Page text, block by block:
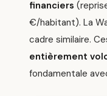
financiers
€/habitant). La
cadre similaire.
entièrement
fondamentale